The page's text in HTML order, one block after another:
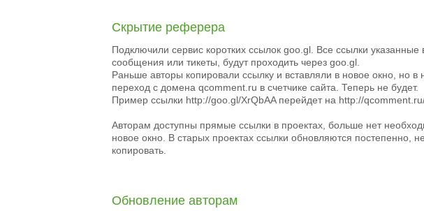
Скрытие реферера
Подключили сервис коротких ссылок goo.gl. Все ссылки
сообщения или тикеты, будут проходить через goo.gl.
Раньше авторы копировали ссылку и вставляли в новое окно, но в
переход с домена qcomment.ru в счетчике сайта. Теперь не будет.
Пример ссылки http://goo.gl/XrQbAA перейдет на http://
Авторам доступны прямые ссылки в проектах, больше нет
новое окно. В старых проектах ссылки обновляются постепенно,
копировать.
Обновление авторам